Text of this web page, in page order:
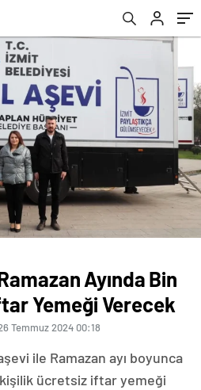
Ayında Bin
Yemeği Verecek
Temmuz 2024 00:18
ile Ramazan ayı boyunca
ücretsiz iftar yemeği